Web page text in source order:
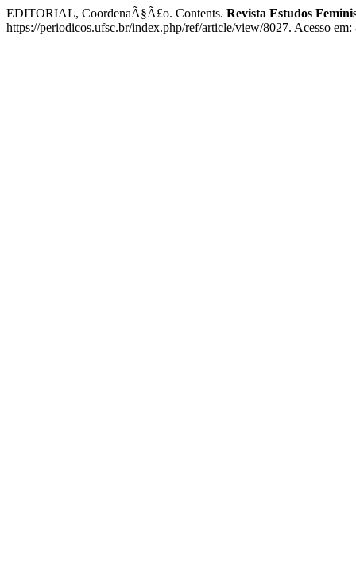
EDITORIAL, CoordenaÃ§Ã£o. Contents. Revista Estudos
https://periodicos.ufsc.br/index.php/ref/article/view/8027. Acesso em: